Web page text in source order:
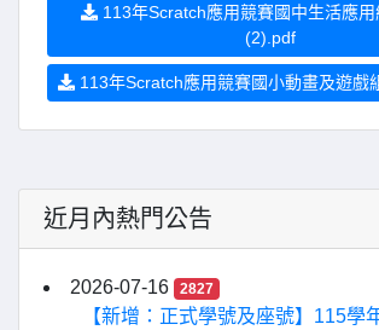
113年Scratch應用競賽國中生活應
(2).pdf
113年Scratch應用競賽國小動畫及遊戲
近月內熱門公告
2026-07-16 2827
【新增：正式學號及座號】115學